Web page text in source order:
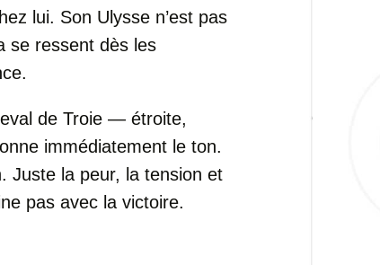
lui. Son Ulysse n’est pas
se ressent dès les
de Troie — étroite,
immédiatement le ton.
Juste la peur, la tension et
pas avec la victoire.